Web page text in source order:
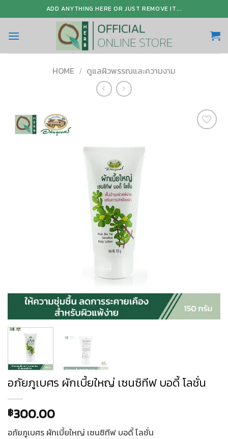
to
content
ADD ANYTHING HERE OR JUST REMOVE IT...
HOME / ดูแลผิวพรรณและความงาม
อภัยภูเบศร ผักเบี้ยใหญ่ เซนซิทีฟ บอดี้ โลชั่น
฿300.00
อภัยภูเบศร ผักเบี้ยใหญ่ เซนซิทีฟ บอดี้ โลชั่น